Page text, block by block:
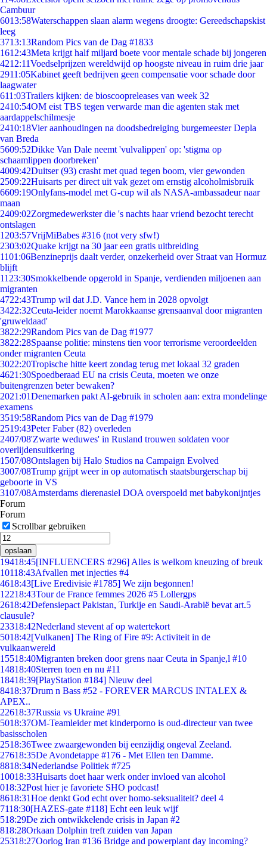
Cambuur
6013:58Waterschappen slaan alarm wegens droogte: Gereedschapskist
leeg
3713:13Random Pics van de Dag #1833
1612:43Meta krijgt half miljard boete voor mentale schade bij jongeren
4212:11Voedselprijzen wereldwijd op hoogste niveau in ruim drie jaar
2911:05Kabinet geeft bedrijven geen compensatie voor schade door
laagwater
611:03Trailers kijken: de bioscoopreleases van week 32
2410:54OM eist TBS tegen verwarde man die agenten stak met
aardappelschilmesje
2410:18Vier aanhoudingen na doodsbedreiging burgemeester Depla
van Breda
5609:52Dikke Van Dale neemt 'vulvalippen' op: 'stigma op
schaamlippen doorbreken'
4009:42Duitser (93) crasht met quad tegen boom, vier gewonden
2509:22Huisarts per direct uit vak gezet om ernstig alcoholmisbruik
6609:19Onlyfans-model met G-cup wil als NASA-ambassadeur naar
maan
2409:02Zorgmedewerkster die 's nachts haar vriend bezocht terecht
ontslagen
1203:57VrijMiBabes #316 (not very sfw!)
2303:02Quake krijgt na 30 jaar een gratis uitbreiding
1101:06Benzineprijs daalt verder, onzekerheid over Straat van Hormuz
blijft
11 23:30Smokkelbende opgerold in Spanje, verdienden miljoenen aan
migranten
4722:43Trump wil dat J.D. Vance hem in 2028 opvolgt
3422:32Ceuta-leider noemt Marokkaanse grensaanval door migranten
'gruweldaad'
3822:29Random Pics van de Dag #1977
3822:28Spaanse politie: minstens tien voor terrorisme veroordeelden
onder migranten Ceuta
3022:20Tropische hitte keert zondag terug met lokaal 32 graden
4621:30Spoedberaad EU na crisis Ceuta, moeten we onze
buitengrenzen beter bewaken?
2021:01Denemarken pakt AI-gebruik in scholen aan: extra mondelinge
examens
3519:58Random Pics van de Dag #1979
2519:43Peter Faber (82) overleden
2407/08'Zwarte weduwes' in Rusland trouwen soldaten voor
overlijdensuitkering
1507/08Ontslagen bij Halo Studios na Campaign Evolved
3007/08Trump grijpt weer in op automatisch staatsburgerschap bij
geboorte in VS
3107/08Amsterdams dierenasiel DOA overspoeld met babykonijntjes
Forum
Forum
Scrollbar gebruiken
opslaan
19418:45[INFLUENCERS #296] Alles is welkom kneuzing of breuk
10118:43Afvallen met injecties #4
4618:43[Live Eredivisie #1785] We zijn begonnen!
12218:43Tour de France femmes 2026 #5 Lollergps
2618:42Defensiepact Pakistan, Turkije en Saudi-Arabië bevat art.5
clausule?
23318:42Nederland stevent af op watertekort
5018:42[Vulkanen] The Ring of Fire #9: Activiteit in de
vulkaanwereld
15518:40Migranten breken door grens naar Ceuta in Spanje,l #10
14818:40Sterren toen en nu #11
18418:39[PlayStation #184] Nieuw deel
8418:37Drum n Bass #52 - FOREVER MARCUS INTALEX &
APEX..
22618:37Russia vs Ukraine #91
5018:37OM-Teamleider met kinderporno is oud-directeur van twee
basisscholen
2518:36Twee zwaargewonden bij eenzijdig ongeval Zeeland.
27618:35De Avondetappe #176 - Met Ellen ten Damme.
8818:34Nederlandse Politiek #725
10018:33Huisarts doet haar werk onder invloed van alcohol
018:32Post hier je favoriete SHO podcast!
8618:31Hoe denkt God echt over homo-seksualiteit? deel 4
7118:30[HAZES-gate #118] Echt een leuk wijf
518:29De zich ontwikkelende crisis in Japan #2
818:28Orkaan Dolphin treft zuiden van Japan
25318:27Oorlog Iran #136 Bridge and powerplant day incoming?